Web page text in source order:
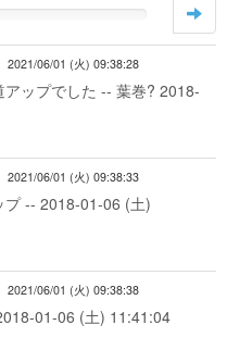
2021/06/01 (火) 09:38:28
ップでした -- 葉巻? 2018-
2021/06/01 (火) 09:38:33
プ -- 2018-01-06 (土)
2021/06/01 (火) 09:38:38
01-06 (土) 11:41:04